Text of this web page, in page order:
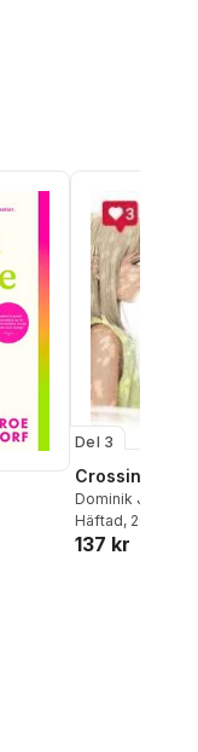
Del 3
Crossing
Dominik Jell
Häftad, 2024
137 kr